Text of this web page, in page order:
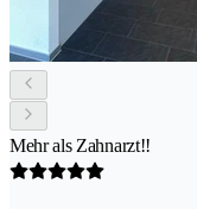
Mehr als Zahnarzt!!